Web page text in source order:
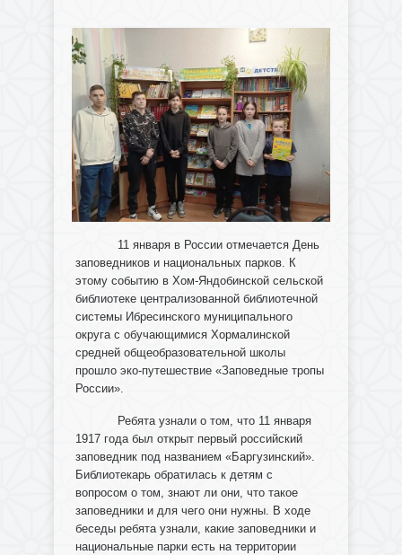
11 января в России отмечается День
заповедников и национальных парков. К
этому событию в Хом-Яндобинской сельской
библиотеке централизованной библиотечной
системы Ибресинского муниципального
округа с обучающимися Хормалинской
средней общеобразовательной школы
прошло эко-путешествие «Заповедные тропы
России».
Ребята узнали о том, что 11 января
1917 года был открыт первый российский
заповедник под названием «Баргузинский».
Библиотекарь обратилась к детям с
вопросом о том, знают ли они, что такое
заповедники и для чего они нужны. В ходе
беседы ребята узнали, какие заповедники и
национальные парки есть на территории